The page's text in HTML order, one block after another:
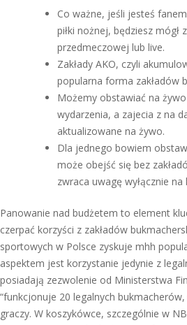
Co ważne, jeśli jesteś
piłki nożnej, będziesz mógł
przedmeczowej lub live.
Zakłady AKO, czyli
popularna forma zakładów
Możemy obstawiać na
wydarzenia, a zajecia z na
aktualizowane na żywo.
Dla jednego bowiem
może obejść się bez
zwraca uwagę wyłącznie
Panowanie nad budżetem to element
czerpać korzyści z zakładów
sportowych w Polsce zyskuje mhh
aspektem jest korzystanie jedynie z
posiadają zezwolenie od Ministerstwa
“funkcjonuje 20 legalnych
graczy. W koszykówce, szczególnie w